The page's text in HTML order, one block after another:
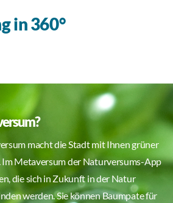
in 360°
macht die Stadt mit Ihnen grüner
Metaversum der Naturversums-App
die sich in Zukunft in der Natur
werden. Sie können Baumpate für